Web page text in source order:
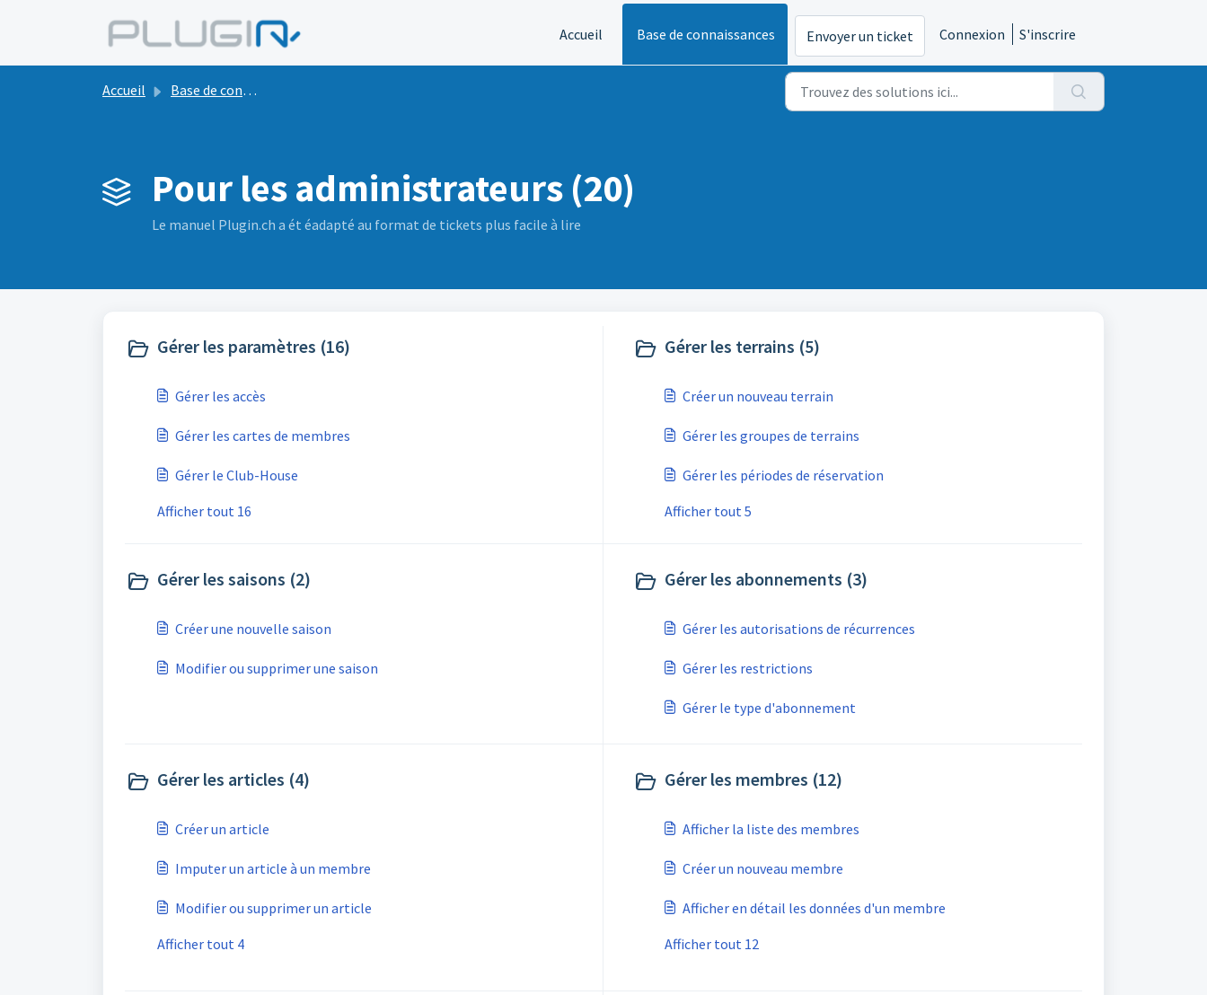
Accueil
Base de connaissances Envoyer un ticket Connexion S'inscrire
Accueil Base de connaissances
Pour les administrateurs (20)
Le manuel Plugin.ch a ét éadapté au format de tickets plus facile à lire
Gérer les paramètres (16)
Gérer les accès
Gérer les cartes de membres
Gérer le Club-House
Afficher tout 16
Gérer les terrains (5)
Créer un nouveau terrain
Gérer les groupes de terrains
Gérer les périodes de réservation
Afficher tout 5
Gérer les saisons (2)
Créer une nouvelle saison
Modifier ou supprimer une saison
Gérer les abonnements (3)
Gérer les autorisations de récurrences
Gérer les restrictions
Gérer le type d'abonnement
Gérer les articles (4)
Créer un article
Imputer un article à un membre
Modifier ou supprimer un article
Afficher tout 4
Gérer les membres (12)
Afficher la liste des membres
Créer un nouveau membre
Afficher en détail les données d'un membre
Afficher tout 12